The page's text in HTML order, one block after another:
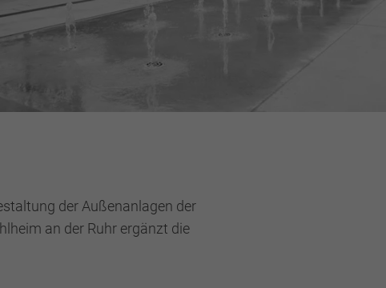
der Außenanlagen der
an der Ruhr ergänzt die